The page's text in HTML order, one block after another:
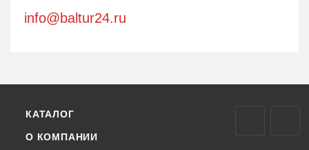
info@baltur24.ru
КАТАЛОГ
О КОМПАНИИ